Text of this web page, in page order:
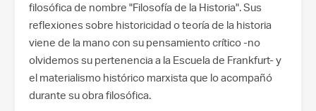
filosófica de nombre "Filosofía de la Historia". Sus
reflexiones sobre historicidad o teoría de la historia
viene de la mano con su pensamiento crítico -no
olvidemos su pertenencia a la Escuela de Frankfurt- y
el materialismo histórico marxista que lo acompañó
durante su obra filosófica.